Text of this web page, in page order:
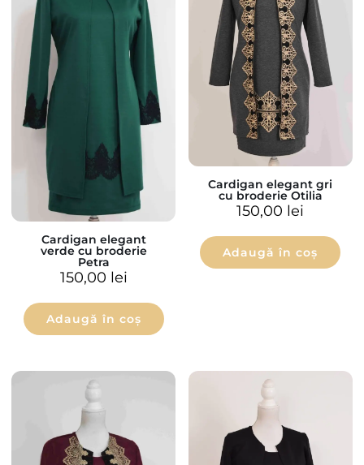
Cardigan elegant
verde cu broderie
Petra
150,00 lei
Adaugă în coș
Cardigan elegant gri
cu broderie Otilia
150,00 lei
Adaugă în coș